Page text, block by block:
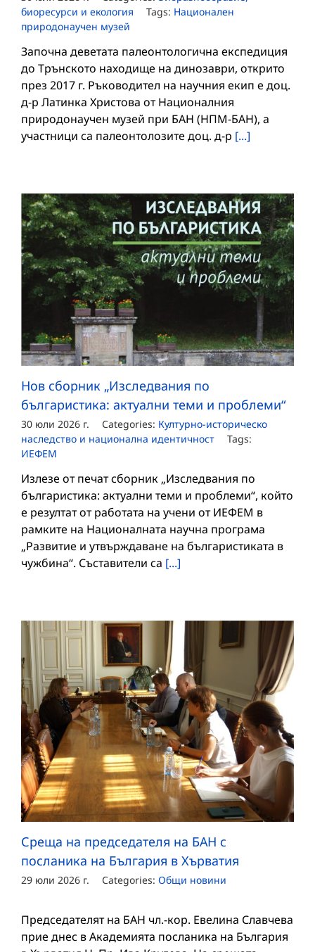
биоресурси и екология
Tags: Национален
природонаучен музей
Започна деветата палеонтологична експедиция
до Трънското находище на динозаври, открито
през 2017 г. Ръководител на научния екип е доц.
д-р Латинка Христова от Националния
природонаучен музей при БАН (НПМ-БАН), а
участници са палеонтолозите доц. д-р [...]
Нов сборник „Изследвания по
българистика: актуални теми и проблеми“
30 юли 2026 г. Categories: Културно-историческо
наследство и национална идентичност
Tags:
ИЕФЕМ
Излезе от печат сборник „Изследвания по
българистика: актуални теми и проблеми“, който
е резултат от работата на учени от ИЕФЕМ в
рамките на Националната научна програма
„Развитие и утвърждаване на българистиката в
чужбина“. Съставители са [...]
Среща на председателя на БАН с
посланика на България в Хърватия
29 юли 2026 г. Categories: Общи новини
Председателят на БАН чл.-кор. Евелина Славчева
прие днес в Академията посланика на България